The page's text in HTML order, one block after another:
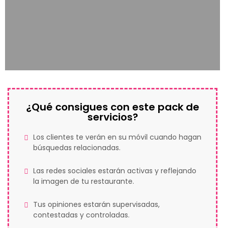
¿Qué consigues con este pack de
servicios?
Los clientes te verán en su móvil cuando hagan
búsquedas relacionadas.
Las redes sociales estarán activas y reflejando
la imagen de tu restaurante.
Tus opiniones estarán supervisadas,
contestadas y controladas.